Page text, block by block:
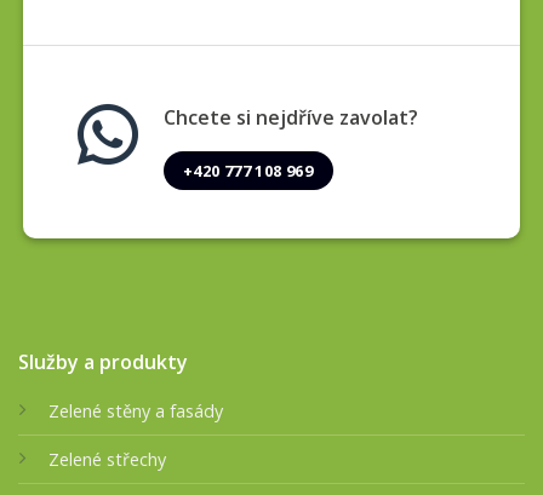
Chcete si nejdříve zavolat?
+420 777 108 969
Služby a produkty
Zelené stěny a fasády
Zelené střechy